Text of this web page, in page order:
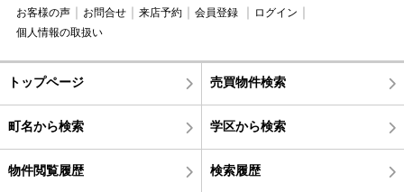
お客様の声
お問合せ 来店予約 会員登録
ログイン
個人情報の取扱い
トップページ 売買物件検索
町名から検索 学区から検索
物件閲覧履歴 検索履歴